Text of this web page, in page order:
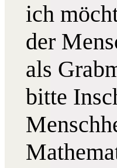
ich
der
als
bitte